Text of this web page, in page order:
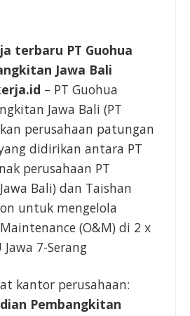
terbaru PT Guohua
Jawa Bali
– PT Guohua
Jawa Bali (PT
perusahaan patungan
didirikan antara PT
perusahaan PT
Bali) dan Taishan
untuk mengelola
(O&M) di 2 x
Jawa 7-Serang
kantor perusahaan:
Pembangkitan